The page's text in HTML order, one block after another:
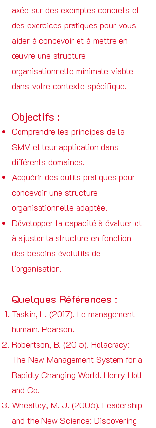
axée sur des exemples concrets et
des exercices pratiques pour vous
aider à concevoir et à mettre en
œuvre une structure
organisationnelle minimale viable
dans votre contexte spécifique.
Objectifs :
Comprendre les principes de la
SMV et leur application dans
différents domaines.
Acquérir des outils pratiques pour
concevoir une structure
organisationnelle adaptée.
Développer la capacité à évaluer et
à ajuster la structure en fonction
des besoins évolutifs de
l'organisation.
Quelques Références :
Taskin, L. (2017). Le management
humain. Pearson.
Robertson, B. (2015). Holacracy:
The New Management System for a
Rapidly Changing World. Henry Holt
and Co.
Wheatley, M. J. (2006). Leadership
and the New Science: Discovering